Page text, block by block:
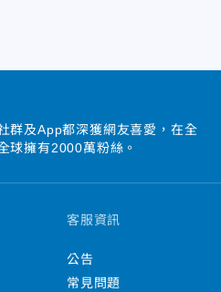
群及App都深獲網友喜愛，在全
球擁有2000萬粉絲。
客服資訊
公告
常見問題